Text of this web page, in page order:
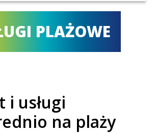
PLAŻOWE
i usługi
na plaży